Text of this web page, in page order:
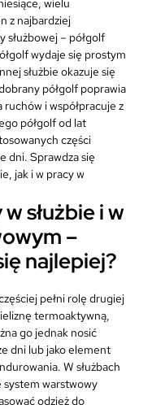
wielu
z najbardziej
– półgolf
wydaje się prostym
służbie okazuje się
półgolf poprawia
i współpracuje z
półgolf od lat
części
dni. Sprawdza się
jak i w pracy w
służbie i w
–
najlepiej?
pełni rolę drugiej
termoaktywną,
go jednak nosić
dni lub jako element
W służbach
system warstwowy
odzież do